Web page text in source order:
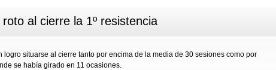
al cierre la 1º resistencia
logro situarse al cierre tanto por encima de la media de 30 sesiones como por
se había girado en 11 ocasiones.